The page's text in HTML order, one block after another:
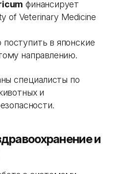
финансирует
of Veterinary Medicine
в японские
направлению.
специалисты по
и
и